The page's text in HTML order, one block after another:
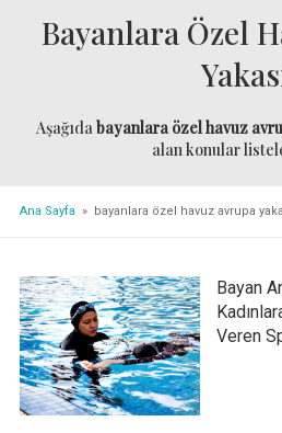
Bayanlara Özel
Aşağıdabayanlara özel havuz
alan konular
Ana Sayfa » bayanlara özel havuz avrupa
Bayan
Veren